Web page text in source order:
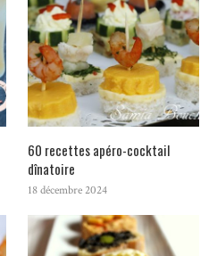
60 recettes apéro-cocktail
dînatoire
18 décembre 2024